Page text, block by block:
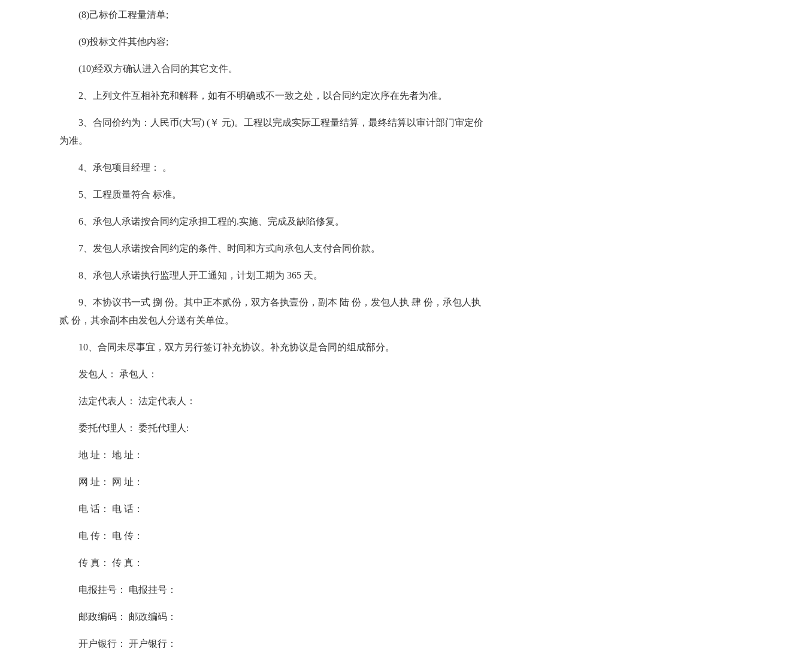
(8)己标价工程量清单;
(9)投标文件其他内容;
(10)经双方确认进入合同的其它文件。
2、上列文件互相补充和解释，如有不明确或不一致之处，以合同约定次序在先者为准。
3、合同价约为：人民币(大写) (￥ 元)。工程以完成实际工程量结算，最终结算以审计部门审定价
为准。
4、承包项目经理： 。
5、工程质量符合 标准。
6、承包人承诺按合同约定承担工程的.实施、完成及缺陷修复。
7、发包人承诺按合同约定的条件、时间和方式向承包人支付合同价款。
8、承包人承诺执行监理人开工通知，计划工期为 365 天。
9、本协议书一式 捌 份。其中正本贰份，双方各执壹份，副本 陆 份，发包人执 肆 份，承包人执
贰 份，其余副本由发包人分送有关单位。
10、合同未尽事宜，双方另行签订补充协议。补充协议是合同的组成部分。
发包人： 承包人：
法定代表人： 法定代表人：
委托代理人： 委托代理人:
地 址： 地 址：
网 址： 网 址：
电 话： 电 话：
电 传： 电 传：
传 真： 传 真：
电报挂号： 电报挂号：
邮政编码： 邮政编码：
开户银行： 开户银行：